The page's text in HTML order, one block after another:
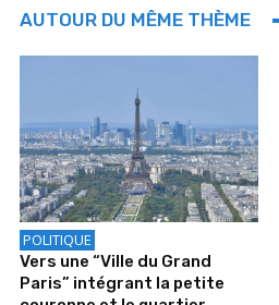
AUTOUR DU MÊME THÈME
POLITIQUE
Vers une “Ville du Grand
Paris” intégrant la petite